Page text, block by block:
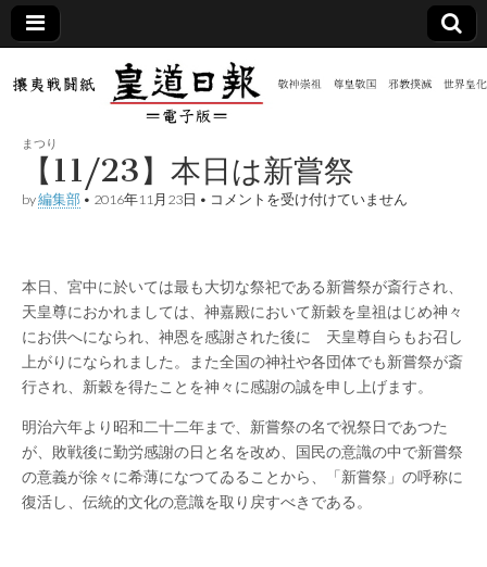
皇道
日報
（防
共新
聞）
電子
版
敬神
尊皇
｜昭
和八
年創
刊
攘夷
戦闘
紙
まつり
【11/23】本日は新嘗祭
by編集部 • 2016年11月23日 • 【11/23】
嘗
祭
は
コメントを受け付けていません
本日、宮中に於いては最も大切な祭祀である新嘗祭が斎行され、
天皇尊におかれましては、神嘉殿において新穀を皇祖はじめ神々
にお供へになられ、神恩を感謝された後に 天皇尊自らもお召し
上がりになられました。また全国の神社や各団体でも新嘗祭が斎
行され、新穀を得たことを神々に感謝の誠を申し上げます。
明治六年より昭和二十二年まで、新嘗祭の名で祝祭日であつた
が、敗戦後に勤労感謝の日と名を改め、国民の意識の中で新嘗祭
の意義が徐々に希薄になつてゐることから、「新嘗祭」の呼称に
復活し、伝統的文化の意識を取り戻すべきである。